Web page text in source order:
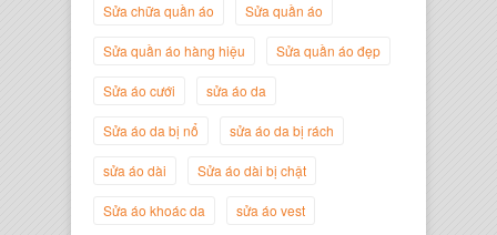
Giám Đốc Công ty Cây Xanh Gia
Sửa chữa quần áo Sửa quần áo
Sửa quần áo hàng hiệu Sửa quần áo đẹp
Sửa áo cưới sửa áo da
Sửa áo da bị nổ sửa áo da bị rách
sửa áo dài Sửa áo dài bị chật
Sửa áo khoác da sửa áo vest